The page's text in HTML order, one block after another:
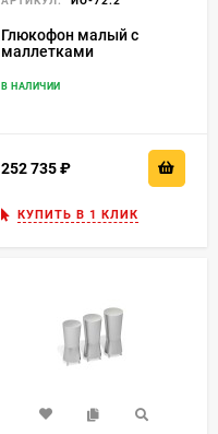
Глюкофон малый с
маллетками
В НАЛИЧИИ
252 735
КУПИТЬ В 1 КЛИК